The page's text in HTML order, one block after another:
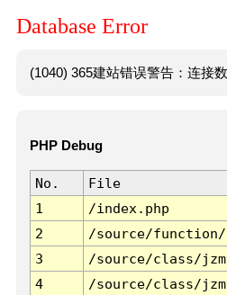
Database Error
(1040) 365建站错误警告：连接
PHP Debug
No. File
1
/index.php
2
/source/function/
3
/source/class/
4
/source/class/